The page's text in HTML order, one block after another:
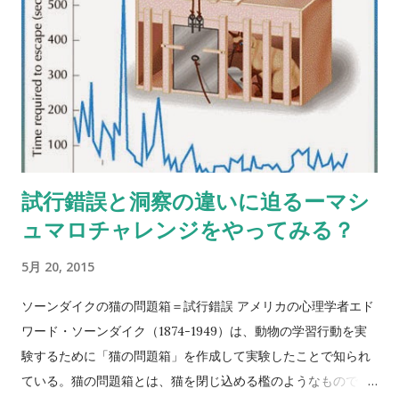
試行錯誤と洞察の違いに迫るーマシ
ュマロチャレンジをやってみる？
5月 20, 2015
ソーンダイクの猫の問題箱＝試行錯誤 アメリカの心理学者エド
ワード・ソーンダイク（1874-1949）は、動物の学習行動を実
験するために「猫の問題箱」を作成して実験したことで知られ
ている。猫の問題箱とは、猫を閉じ込める檻のようなもので、